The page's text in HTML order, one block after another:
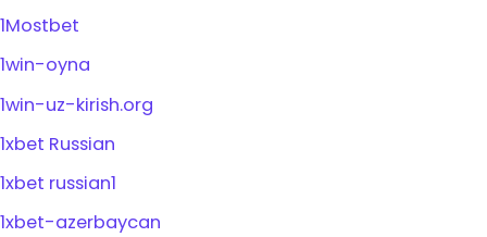
1Mostbet
1win-oyna
1win-uz-kirish.org
1xbet Russian
1xbet russian1
1xbet-azerbaycan